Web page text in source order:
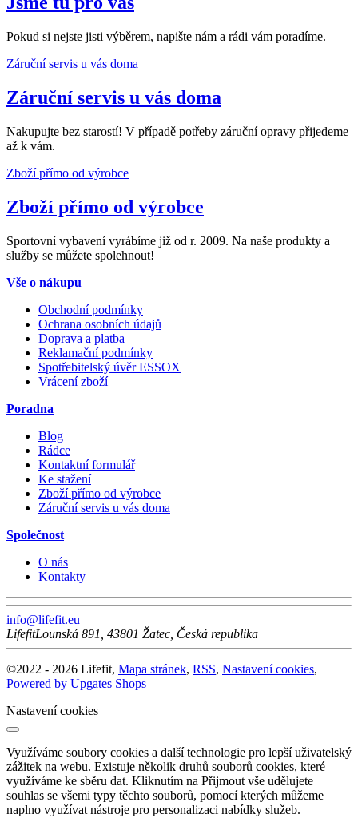
Pokud si nejste jisti výběrem, napište nám a rádi vám poradíme.
Záruční servis u vás doma
Záruční servis u vás doma
Nakupujte bez starostí! V případě potřeby záruční opravy přijedeme
až k vám.
Zboží přímo od výrobce
Zboží přímo od výrobce
Sportovní vybavení vyrábíme již od r. 2009. Na naše produkty a
služby se můžete spolehnout!
Vše o nákupu
Obchodní podmínky
Ochrana osobních údajů
Doprava a platba
Reklamační podmínky
Spotřebitelský úvěr ESSOX
Vrácení zboží
Poradna
Blog
Rádce
Kontaktní formulář
Ke stažení
Zboží přímo od výrobce
Záruční servis u vás doma
Společnost
O nás
Kontakty
info@lifefit.eu
LifefitLounská 891 43801 Žatec Česká republika
©2022 - 2026 Lifefit, Mapa stránek, RSS, Nastavení cookies,
Powered by Upgates Shops
Nastavení cookies
Využíváme soubory cookies a další technologie pro lepší uživatelský
zážitek na webu. Existuje několik druhů souborů cookies, které
využíváme ke sběru dat. Kliknutím na Přijmout vše udělujete
souhlas se všemi typy těchto souborů, pomocí kterých můžeme
naplno využívat nástroje pro personalizaci nabídky služeb.